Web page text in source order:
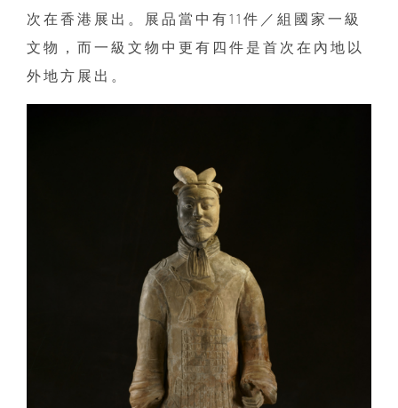
次在香港展出。展品當中有11件／組國家一級
文物，而一級文物中更有四件是首次在內地以
外地方展出。